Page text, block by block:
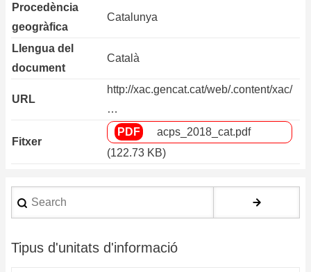
Procedència
geogràfica
Catalunya
Llengua del
document
Català
URL
http://xac.gencat.cat/web/.content/xac/
…
Fitxer
acps_2018_cat.pdf
(122.73 KB)
Search
Tipus d'unitats d'informació